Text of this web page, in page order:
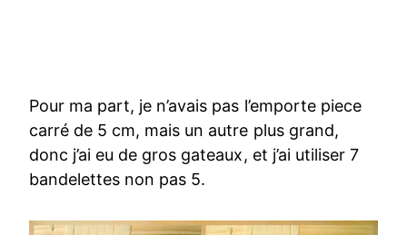
Pour ma part, je n’avais pas l’emporte piece
carré de 5 cm, mais un autre plus grand,
donc j’ai eu de gros gateaux, et j’ai utiliser 7
bandelettes non pas 5.